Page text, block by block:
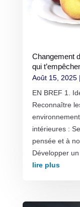
Changement
qui
Août 15, 2025|
EN BREF 1.
Reconnaître
intérieures :
pensée et à
Développer
lire plus